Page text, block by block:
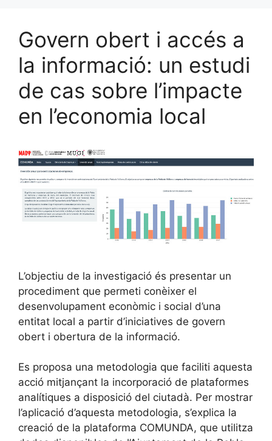
Govern obert i accés a
la informació: un estudi
de cas sobre l’impacte
en l’economia local
L’objectiu de la investigació és presentar un
procediment que permeti conèixer el
desenvolupament econòmic i social d’una
entitat local a partir d’iniciatives de govern
obert i obertura de la informació.
Es proposa una metodologia que faciliti aquesta
acció mitjançant la incorporació de plataformes
analítiques a disposició del ciutadà. Per mostrar
l’aplicació d’aquesta metodologia, s’explica la
creació de la plataforma COMUNDA, que utilitza